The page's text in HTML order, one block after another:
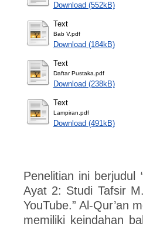
Download (552kB)
Text
Bab V.pdf
Download (184kB)
Text
Daftar Pustaka.pdf
Download (238kB)
Text
Lampiran.pdf
Download (491kB)
Penelitian ini berjudul
Ayat 2: Studi Tafsir
YouTube.” Al-Qur’an
memiliki keindahan